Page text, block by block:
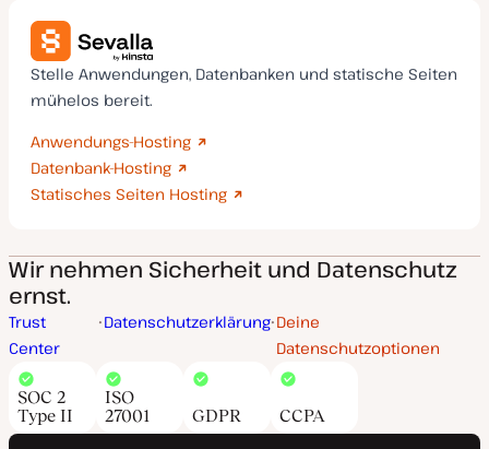
Stelle Anwendungen, Datenbanken und statische Seiten
mühelos bereit.
Anwendungs-Hosting
Datenbank-Hosting
Statisches Seiten Hosting
Wir nehmen Sicherheit und Datenschutz
ernst.
Trust
Center
Datenschutzerklärung Deine
Datenschutzoptionen
SOC 2
Type II
ISO
27001
GDPR CCPA